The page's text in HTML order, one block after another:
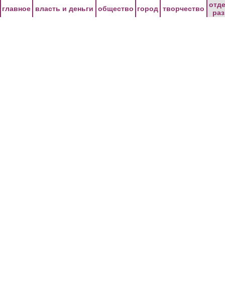
главное власть и деньги общество город творчество